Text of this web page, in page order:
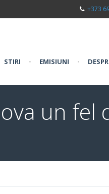
+373
STIRI • EMISIUNI •
un fel